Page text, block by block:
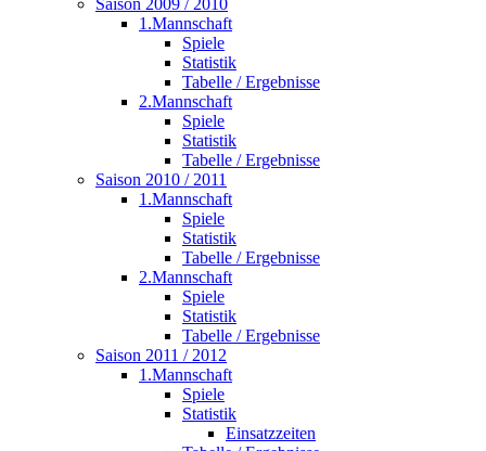
Saison 2009 / 2010
1.Mannschaft
Spiele
Statistik
Tabelle / Ergebnisse
2.Mannschaft
Spiele
Statistik
Tabelle / Ergebnisse
Saison 2010 / 2011
1.Mannschaft
Spiele
Statistik
Tabelle / Ergebnisse
2.Mannschaft
Spiele
Statistik
Tabelle / Ergebnisse
Saison 2011 / 2012
1.Mannschaft
Spiele
Statistik
Einsatzzeiten